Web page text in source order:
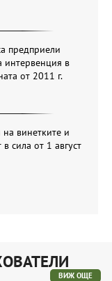
предприели
интервенция в
от 2011 г.
винетките и
в сила от 1 август
ВИЖ ОЩЕ